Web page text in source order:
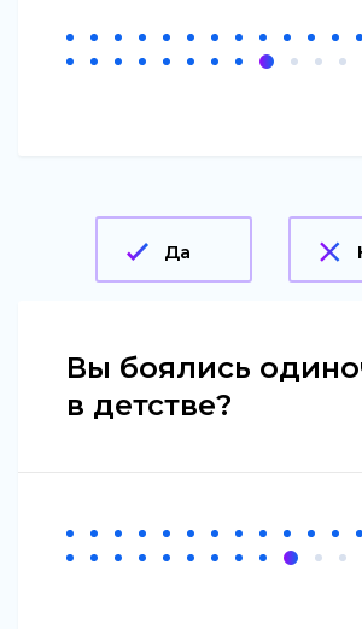
Да
Вы боялись
в детстве?